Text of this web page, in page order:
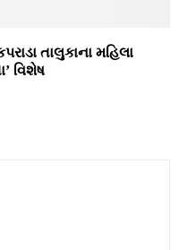
તાલુકાના મહિલા
વિશેષ